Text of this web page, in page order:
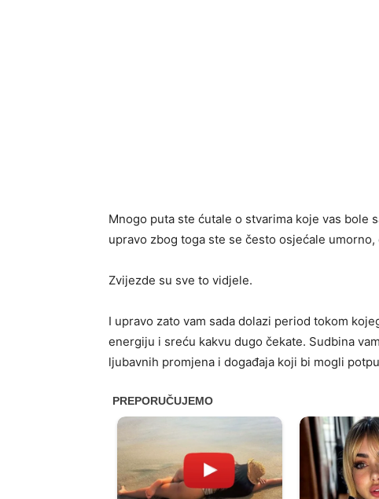
Mnogo puta ste ćutale o stvarima koje vas bole
upravo zbog toga ste se često osjećale
Zvijezde su sve to vidjele.
I upravo zato vam sada dolazi period tokom
energiju i sreću kakvu dugo čekate. Sudbina
ljubavnih promjena i događaja koji bi mogli